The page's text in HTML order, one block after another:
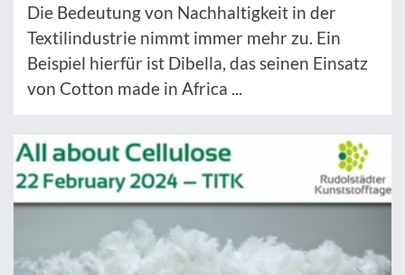
Die Bedeutung von Nachhaltigkeit in der
Textilindustrie nimmt immer mehr zu. Ein
Beispiel hierfür ist Dibella, das seinen Einsatz
von Cotton made in Africa ...